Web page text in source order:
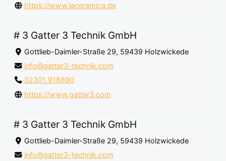
https://www.laceramica.de
# 3 Gatter 3 Technik GmbH
Gottlieb-Daimler-Straße 29, 59439 Holzwickede
info@gatter3-technik.com
02301 918890
https://www.gatter3.com
# 3 Gatter 3 Technik GmbH
Gottlieb-Daimler-Straße 29, 59439 Holzwickede
info@gatter3-technik.com